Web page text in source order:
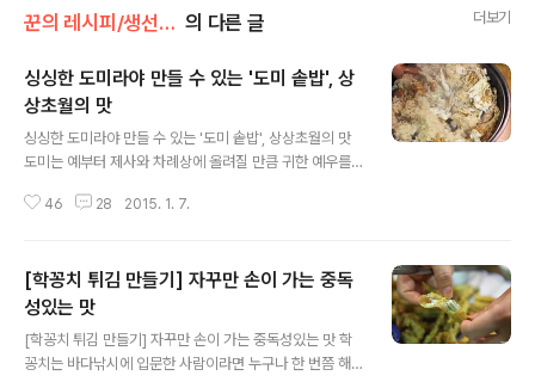
꾼의 레시피/생선 요리 의 다른 글 더보기
싱싱한 도미라야 만들 수 있는 '도미 솥밥', 상
상초월의 맛
싱싱한 도미라야 만들 수 있는 '도미 솥밥', 상상초월의 맛
도미는 예부터 제사와 차례상에 올려질 만큼 귀한 예우를
되어 있었습니다. 한 예로 낚시꾼이 도미를 잡으면, 회를 썰
조림이 되기도 하지요. 특별한 날이면, 도미찜을 해 먹지만,
일상에서는 흔하지 않습니다. 그런데 이 도미를 일식이나
중식에서 바라보면 활용할 수 있는 요리가 대폭 늘어나게
됩니다. 도미 간장조림, 도미 술찜, 도미 가맛살 구이, 도미
탕수. 그리고 오늘 소개할 도미 솥밥 등등. "도미로 밥을 짓
46 28 2015. 1. 7.
[학꽁치 튀김 만들기] 자꾸만 손이 가는 중독
성있는 맛
[학꽁치 튀김 만들기] 자꾸만 손이 가는 중독성있는 맛 학
꽁치는 바다낚시에 입문한 사람이라면 누구나 한 번쯤 해